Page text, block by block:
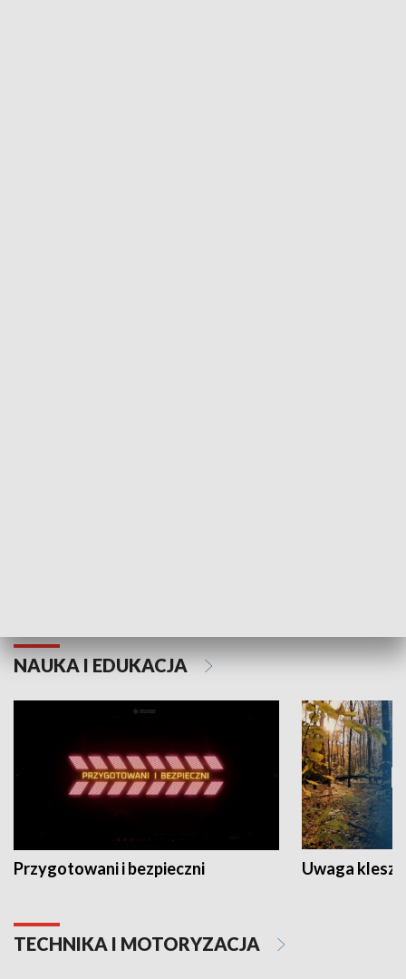
NAUKA I EDUKACJA
Przygotowani i bezpieczni Uwaga
TECHNIKA I MOTORYZACJA